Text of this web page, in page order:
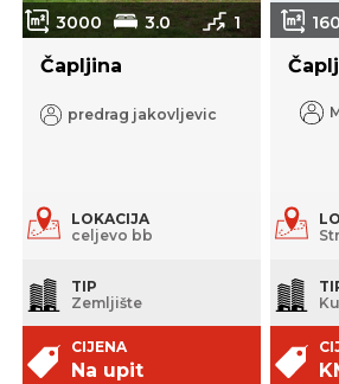
3000 3.0 1
Čapljina
predrag jakovljevic
LOKACIJA
celjevo bb
TIP
Zemljište
CIJENA
Na upit
160